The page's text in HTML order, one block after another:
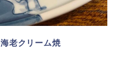
老クリーム焼